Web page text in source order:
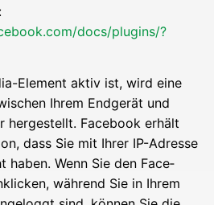
docs/plugins/?
Ele­ment aktiv ist, wird eine
Ihrem End­ge­rät und
her­ge­stellt. Face­book erhält
dass Sie mit Ihrer IP-Adres­se
haben. Wenn Sie den Face­
wäh­rend Sie in Ihrem